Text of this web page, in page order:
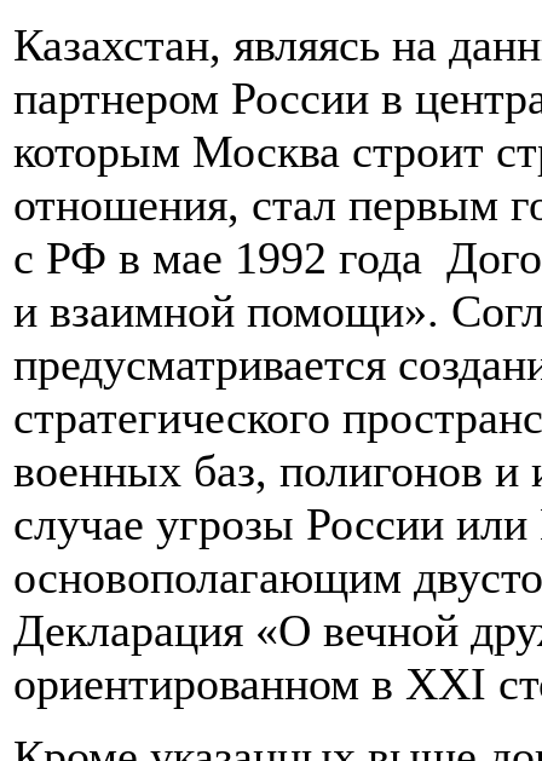
Казахстан, являясь на
партнером России в
которым Москва строит
отношения, стал первым
с РФ в мае 1992 года
и взаимной помощи».
предусматривается
стратегического
военных баз, полигонов
случае угрозы России
основополагающим
Декларация «О вечной
ориентированном в ХХI